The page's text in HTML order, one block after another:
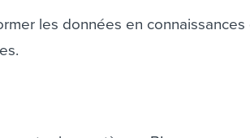
les données en